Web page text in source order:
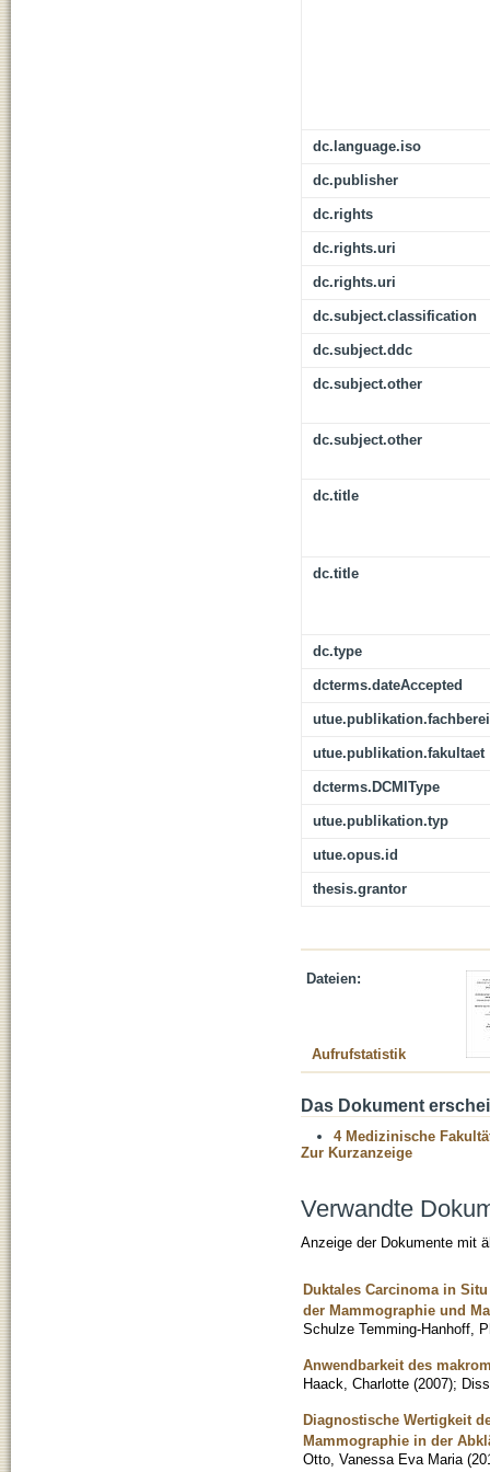
dc.language.iso
dc.publisher
dc.rights
dc.rights.uri
dc.rights.uri
dc.subject.classification
dc.subject.ddc
dc.subject.other
dc.subject.other
dc.title
dc.title
dc.type
dcterms.dateAccepted
utue.publikation.fakultaet
dcterms.DCMIType
utue.publikation.typ
utue.opus.id
thesis.grantor
Dateien:
Aufrufstatistik
Das Dokument
4 Medizinische
Zur Kurzanzeige
Verwandte
Anzeige der Dokumente mit
Duktales Carcinoma in
der Mammographie und
Schulze Temming-Hanhoff,
Anwendbarkeit des
Haack, Charlotte (2007);
Diagnostische Wertigkeit
Mammographie in der
Otto, Vanessa Eva Maria (